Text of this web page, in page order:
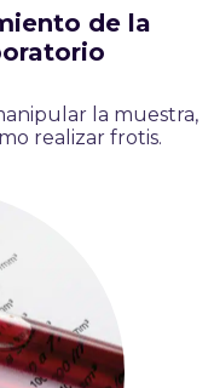
de la
la muestra,
realizar frotis.